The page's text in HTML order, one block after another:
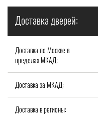
Доставка дверей:
Доставка по Москве в
пределах МКАД:
Доставка за МКАД:
Доставка в регионы: